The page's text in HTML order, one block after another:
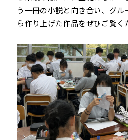
う一冊の小説と向き合い、グル
ら作り上げた作品をぜひご覧く